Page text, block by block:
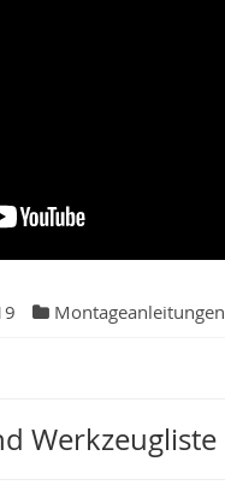
Montageanleitungen